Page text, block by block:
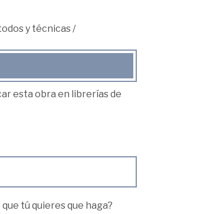
y técnicas/
esta obra en librerías de
tú quieres que haga?